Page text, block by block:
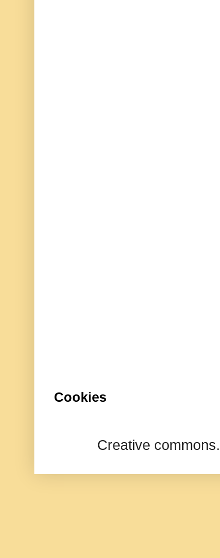
Cookies
Creative